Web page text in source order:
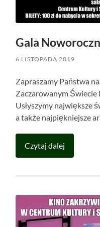
Gala
6 LISTOPADA 2019
Zapraszamy Państwa
Zaczarowanym
Usłyszymy największe
a także najpiękniejsze
Czytaj dalej